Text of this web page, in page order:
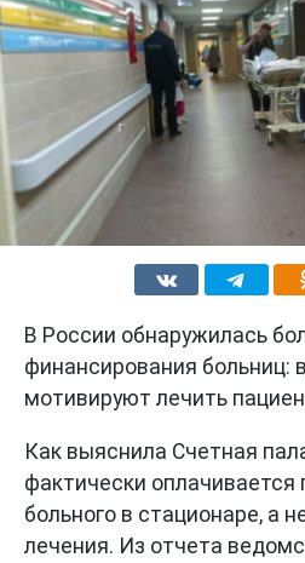
В России обнаружилась
финансирования больниц:
мотивируют лечить
Как выяснила Счетная
фактически оплачивается
больного в стационаре, а
лечения. Из отчета